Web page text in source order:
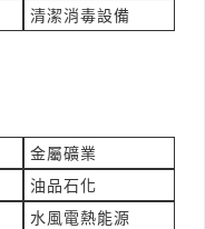
可以提供3D圖檔
清潔消毒設備
金屬礦業
油品石化
水風電熱能源